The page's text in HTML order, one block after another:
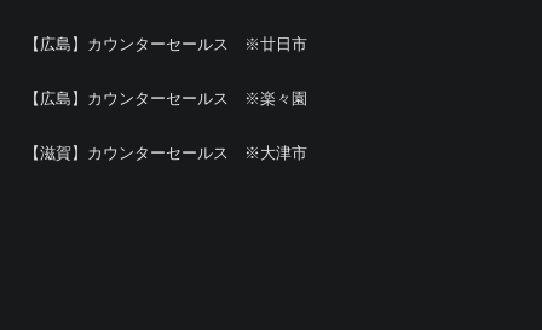
【広島】カウンターセールス ※廿日市
【広島】カウンターセールス ※楽々園
【滋賀】カウンターセールス ※大津市